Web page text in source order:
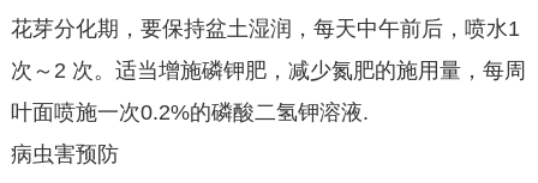
花芽分化期，要保持盆土湿润，每天中午前后，喷水1
次～2 次。适当增施磷钾肥，减少氮肥的施用量，每周
叶面喷施一次0.2%的磷酸二氢钾溶液.
病虫害预防